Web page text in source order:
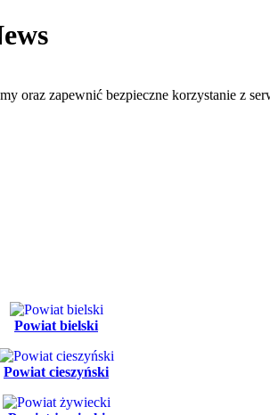
zapewnić bezpieczne korzystanie z
Powiat bielski
Powiat cieszyński